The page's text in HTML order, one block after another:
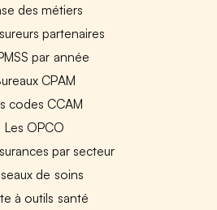
des métiers
partenaires
par année
CPAM
codes CCAM
Les OPCO
par secteur
de soins
à outils santé